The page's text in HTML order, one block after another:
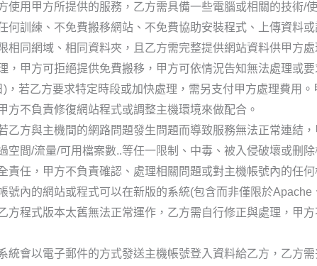
使用甲方所提供的服務，乙方需具備一些電腦或相關的技術/
何訓練、不免費搬移網站、不免費協助安裝程式、上傳資料或
相同網域、相同資料夾，且乙方需完整提供網站資料供甲方
，甲方可拒絕提供免費搬移，甲方可依情況告知無法處理或
，若乙方要求特定時段或加快處理，需另支付甲方處理費用
方不負責修復網站程式或調整主機環境來做配合。
乙方與主機間的網路問題發生問題而導致服務無法正常連結
空間/流量/可用檔案數..等任一限制、中毒、被入侵破壞或刪
責任，甲方不負責確認、處理相關問題或對主機帳號內的任
號內的網站或程式可以在新版的系統(包含而非僅限於
方程式版本太舊無法正常運作，乙方需自行修正與處理，甲
統會以電子郵件的方式發送主機帳號登入資料給乙方，乙方